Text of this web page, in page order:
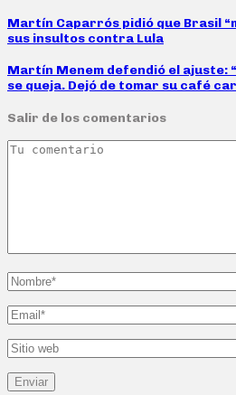
Martín Caparrós pidió que Brasil
sus insultos contra Lula
Martín Menem defendió el ajuste:
se queja. Dejó de tomar su café
Salir de los comentarios